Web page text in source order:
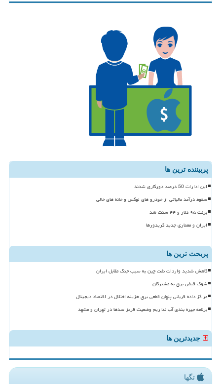
پربیننده ترین ها
این ادارات 50 درصد دورکاری شدند
سقوط درآمد مالیاتی از خودرو های لوکس و خانه های خالی
برنت ۹۵ دلار و ۴۴ سنت شد
ایران و معماری جدید کریدورها
پربحث ترین ها
کاهش شدید واردات نفت چین به سبب جنگ مقابل ایران
شوک قبض برق به مشترکان
مراکز داده قربانی پنهان قطعی برق هزینه اختلال در اقتصاد دیجیتال
برنامه جیره بندی آب نداریم وضعیت قرمز سدها در تهران و مشهد
جدیدترین ها
تگها